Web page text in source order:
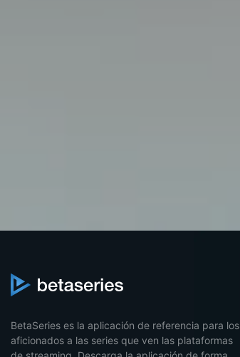
BetaSeries es la aplicación de referencia para los
aficionados a las series que ven las plataformas